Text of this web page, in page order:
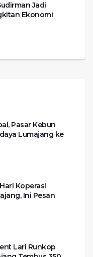
Jadi
Ekonomi
Pasar Kebun
Lumajang ke
Koperasi
Ini Pesan
Lari Runkop